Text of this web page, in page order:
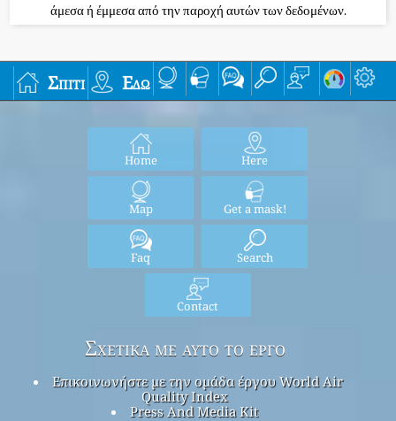
άμεσα ή έμμεσα από την παροχή αυτών των δεδομένων.
Σπίτι Εδώ
Home Here
Map Get a mask!
Faq Search
Contact
Σχετικά με αυτό το έργο
Επικοινωνήστε με την ομάδα έργου World Air
Quality Index
Press And Media Kit